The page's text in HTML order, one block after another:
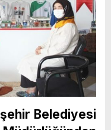
Belediyesi